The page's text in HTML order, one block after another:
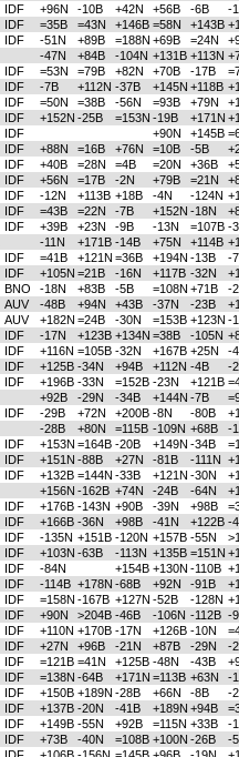
IDF +96N -10B +42N +56B -6B -
IDF =35B =43N +146B =58N +143B
IDF -51N +89B =188N +69B =24N
-47N +84B -104N +131B +113N
IDF =53N =79B +82N +70B -17B
IDF -7B +112N -37B +145N +118B
IDF =50N =38B -56N =93B +79N
IDF +152N -25B =153N -19B +171N
IDF +90N +145B
IDF +88N =16B +76N =10B -5B
IDF +40B =28N =4B =20N +36B
IDF +56N =17B -2N +79B =21N
IDF -12N +113B +18B -4N -124N
IDF =43B =22N -7B +152N -18N
IDF +39B +23N -9B -13N =107B -
-11N +171B -14B +75N +114B
IDF =41B +121N =36B +194N -13B -
IDF +105N =21B -16N +117B -32N
BNO -18N +83B -5B =108N +71B -
AUV -48B +94N +43B -37N -23B
AUV +182N =24B -30N =153B +123N -
IDF -17N +123B +134N =38B -105N
IDF +116N =105B -32N +167B +25N -
IDF +125B -34N +94B +112N -4B -
IDF +196B -33N =152B -23N +121B
+92B -29N -34B +144N -7B
IDF -29B +72N +200B -8N -80B
-28B +80N =115B -109N +68B -
IDF +153N =164B -20B +149N -34B
IDF +151N -88B +27N -81B -111N
IDF +132B =144N -33B +121N -30N
+156N -162B +74N -24B -64N
IDF +176B -143N +90B -39N +98B
IDF +166B -36N +98B -41N +122B -
IDF -135N +151B -120N +157B -55N
IDF +103N -63B -113N +135B =151N
IDF -84N +154B +130N -110B
IDF -114B +178N -68B +92N -91B
IDF =158N -167B +127N -52B -128N
IDF +90N >204B -46B -106N -112B -
IDF +110N +170B -17N +126B -10N
IDF +27N +96B -21N +87B -29N -
IDF =121B =41N +125B -48N -43B
IDF =138N -64B +171N =113B +63N -
IDF +150B +189N -28B +66N -8B -
IDF +137B -20N -41B +189N +94B
IDF +149B -55N +92B =115N +33B -
IDF +73B -40N =108B +100N -26B -